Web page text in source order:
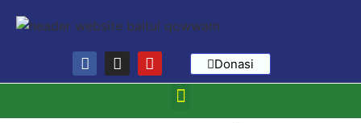
Donasi